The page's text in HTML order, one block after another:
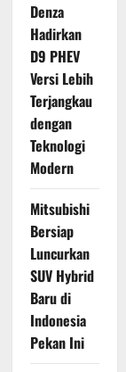
Denza
Hadirkan
D9 PHEV
Versi Lebih
Terjangkau
dengan
Teknologi
Modern
Mitsubishi
Bersiap
Luncurkan
SUV Hybrid
Baru di
Indonesia
Pekan Ini